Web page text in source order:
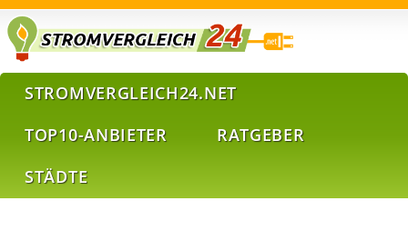
STROMVERGLEICH24.NET
TOP10-ANBIETER
RATGEBER
STÄDTE